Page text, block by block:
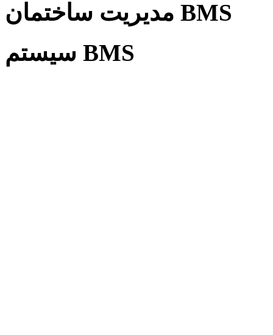
مدیریت ساختمان BMS
سیستم BMS